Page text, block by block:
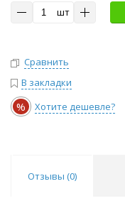
шт
Сравнить
В закладки
% Хотите дешевле?
Отзывы (0)